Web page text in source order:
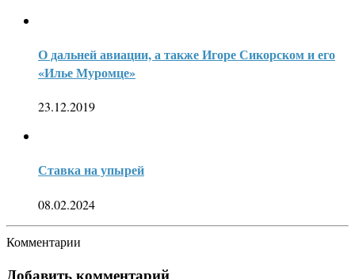
О дальней авиации, а также Игоре Сикорском и его
«Илье Муромце»
23.12.2019
Ставка на упырей
08.02.2024
Комментарии